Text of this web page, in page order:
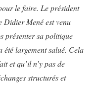
le faire. Le président
Didier Mené est venu
présenter sa politique
été largement salué. Cela
et qu’il n’y pas de
structurés et